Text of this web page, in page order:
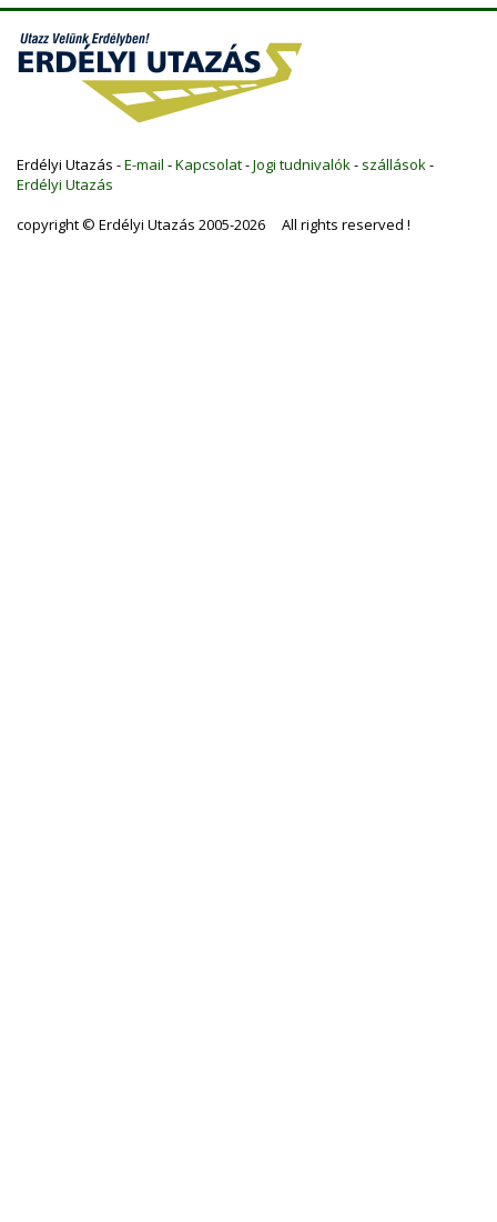
Erdélyi Utazás -E-mail -Kapcsolat-Jogi tudnivalók - szállások -
Erdélyi Utazás
copyright © Erdélyi Utazás 2005-2026 All rights reserved !